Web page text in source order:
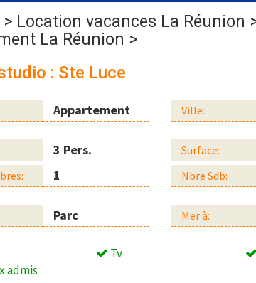
> Location vacances La Réunion
La Réunion >
: Ste Luce
Appartement Ville:
3 Pers. Surface:
1 Nbre Sdb:
Parc Mer à:
Tv
admis